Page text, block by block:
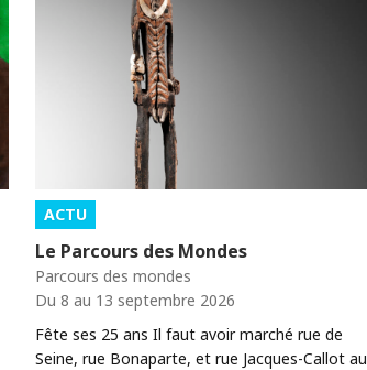
ACTU
Le Parcours des Mondes
Parcours des mondes
Du 8 au 13 septembre 2026
Fête ses 25 ans Il faut avoir marché rue de
Seine, rue Bonaparte, et rue Jacques-Callot au